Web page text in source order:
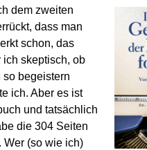
dem zweiten
dass man
schon, das
ich skeptisch, ob
so begeistern
ich. Aber es ist
und tatsächlich
die 304 Seiten
Wer (so wie ich)